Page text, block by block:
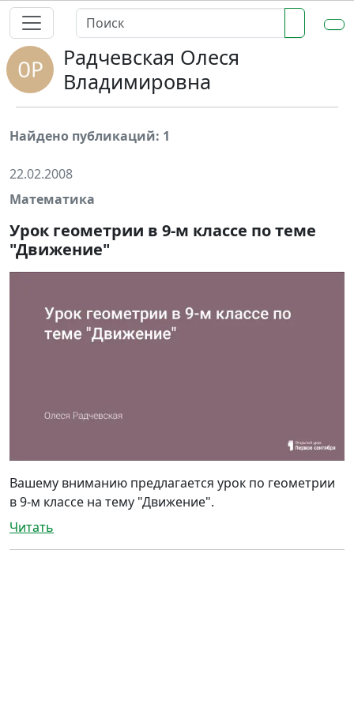
Радчевская Олеся
Владимировна
Найдено публикаций: 1
22.02.2008
Математика
Урок геометрии в 9-м классе по теме
"Движение"
Вашему вниманию предлагается урок по геометрии
в 9-м классе на тему "Движение".
Читать